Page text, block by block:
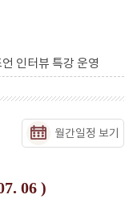
인터뷰 특강 운영
월간일정 보기
06 )